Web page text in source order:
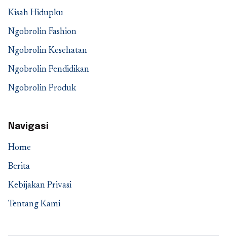
Kisah Hidupku
Ngobrolin Fashion
Ngobrolin Kesehatan
Ngobrolin Pendidikan
Ngobrolin Produk
Navigasi
Home
Berita
Kebijakan Privasi
Tentang Kami